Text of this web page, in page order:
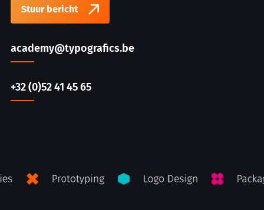
Stuur bericht
academy@typografics.be
+32 (0)52 41 45 65